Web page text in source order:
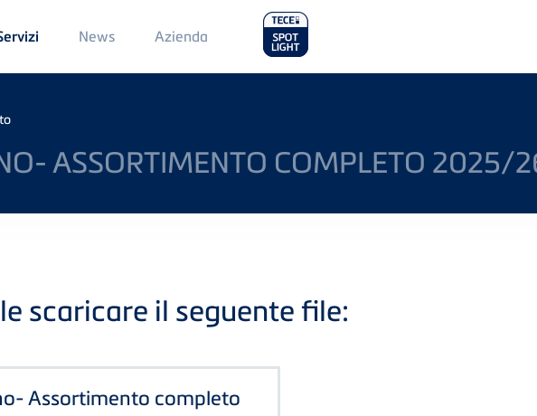
News Main
Menu
2
Azienda
ASSORTIMENTO COMPLETO 2025/
scaricare il seguente file:
Assortimento completo